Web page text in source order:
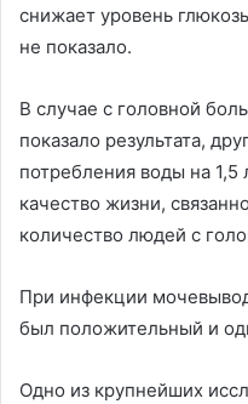
снижает уровень
не показало.
В случае с головной
показало результата,
потребления воды на 1,5
качество жизни,
количество людей с
При инфекции
был положительный и
Одно из крупнейших